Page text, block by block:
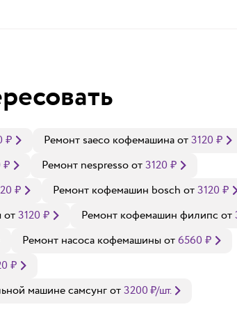
₽ Ремонт saeco кофемашинаот3120₽
₽ Ремонт nespressoот3120₽
₽ Ремонт кофемашин bosch от3120₽
от3120₽ Ремонт кофемашин филипс от
Ремонт насоса кофемашиныот6560₽
₽
машине самсунгот3200₽/шт.